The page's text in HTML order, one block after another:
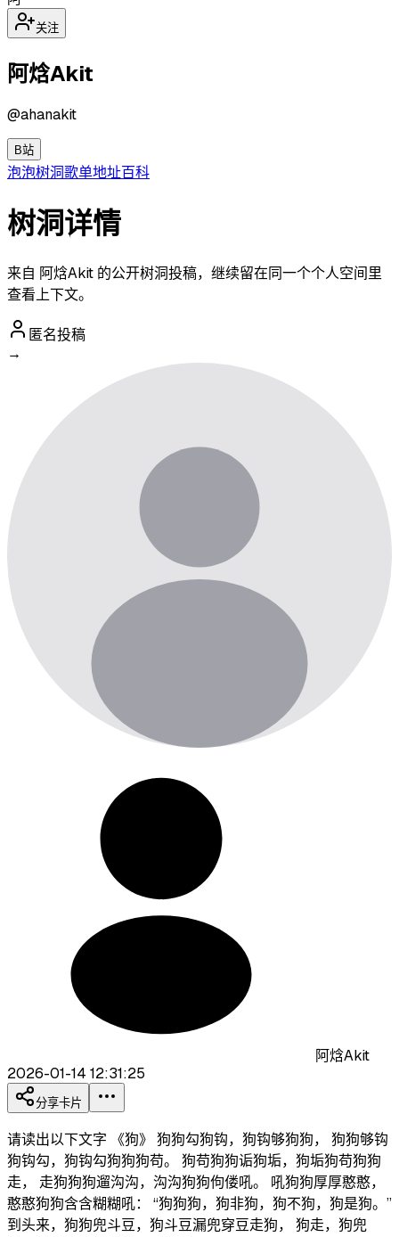
关注
阿焓Akit
@ahanakit
B站
泡泡树洞歌单地址百科
树洞详情
来自 阿焓Akit 的公开树洞投稿，继续留在同一个个人空间里
查看上下文。
匿名投稿
→
阿焓Akit
2026-01-14 12:31:25
分享卡片
请读出以下文字 《狗》 狗狗勾狗钩，狗钩够狗狗， 狗狗够钩
狗钩勾，狗钩勾狗狗狗苟。 狗苟狗狗诟狗垢，狗垢狗苟狗狗
走， 走狗狗狗遛沟沟，沟沟狗狗佝偻吼。 吼狗狗厚厚憨憨，
憨憨狗狗含含糊糊吼： “狗狗狗，狗非狗，狗不狗，狗是狗。”
到头来，狗狗兜斗豆，狗斗豆漏兜穿豆走狗， 狗走，狗兜